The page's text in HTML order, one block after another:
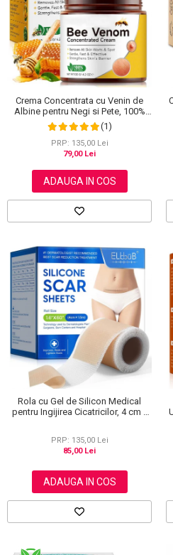
Crema Concentrata cu Venin de
Albine pentru Negi si Pete, 100%
Naturala, 120 g
(1)
PRP: 135,00 Lei
79,00 Lei
ADAUGA IN COS
Rola cu Gel de Silicon Medical
pentru Ingijirea Cicatricilor, 4 cm x
PRP: 135,00 Lei
85,00 Lei
ADAUGA IN COS